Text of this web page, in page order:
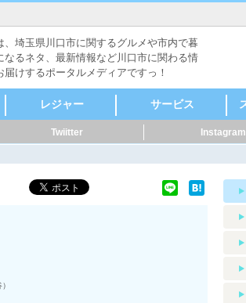
、埼玉県川口市に関するグルメや市内で暮
なるネタ、最新情報など川口市に関わる情
届けするポータルメディアですっ！
レディース
アクセサリー
レジャー
カラオケ
ボーリング・ダーツ
ゲームセンター
映画館・劇場
健康ランド・温泉
占い・手相
バッティング
ライブハウス・音楽
体験・ツアー
その他レジャー
サービス
リラクゼーション
カイロプラクティッ
ク
レンタルショップ
便利屋・家事代行・
掃除
建築・土木・造園
質屋・リサイクルシ
ョップ
パフォーマー・ダン
ス
クリーニング・コイ
ンランドリー
アニマル・ペット
花・フラワーアート 塾
Twiitter Instagram